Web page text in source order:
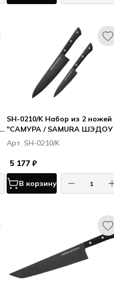
SH-0210/K Набор из 2 ножей
"САМУРА / SAMURA ШЭДОУ
SHADOW" с покрытием
coating (21, 85), AUS-8, ABS
пластик
Арт. SH-0210/K
5 177 ₽
В корзину